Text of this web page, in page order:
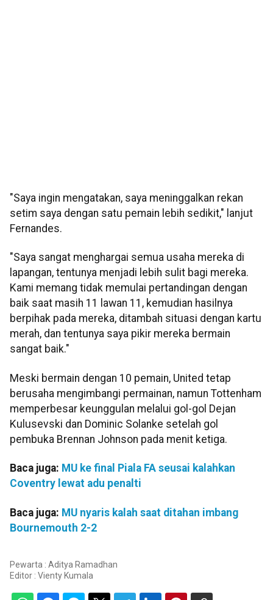
"Saya ingin mengatakan, saya meninggalkan rekan
setim saya dengan satu pemain lebih sedikit," lanjut
Fernandes.
"Saya sangat menghargai semua usaha mereka di
lapangan, tentunya menjadi lebih sulit bagi mereka.
Kami memang tidak memulai pertandingan dengan
baik saat masih 11 lawan 11, kemudian hasilnya
berpihak pada mereka, ditambah situasi dengan kartu
merah, dan tentunya saya pikir mereka bermain
sangat baik."
Meski bermain dengan 10 pemain, United tetap
berusaha mengimbangi permainan, namun Tottenham
memperbesar keunggulan melalui gol-gol Dejan
Kulusevski dan Dominic Solanke setelah gol
pembuka Brennan Johnson pada menit ketiga.
Baca juga: MU ke final Piala FA seusai kalahkan
Coventry lewat adu penalti
Baca juga: MU nyaris kalah saat ditahan imbang
Bournemouth 2-2
Pewarta : Aditya Ramadhan
Editor : Vienty Kumala